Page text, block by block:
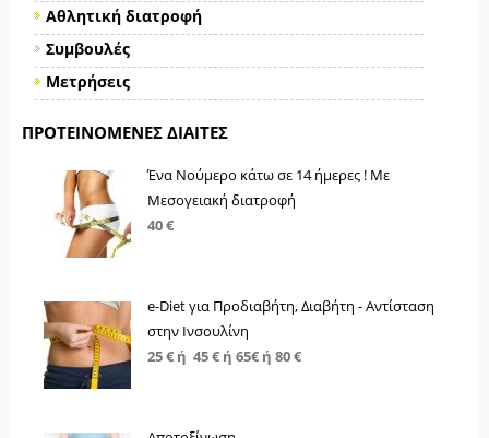
Αθλητική διατροφή
Συμβουλές
Μετρήσεις
ΠΡΟΤΕΙΝΌΜΕΝΕΣ ΔΊΑΙΤΕΣ
Ένα Νούμερο κάτω σε 14 ήμερες ! Με
Μεσογειακή διατροφή
40 €
e-Diet για Προδιαβήτη, Διαβήτη - Αντίσταση
στην Ινσουλίνη
25 € ή 45 € ή 65€ ή 80 €